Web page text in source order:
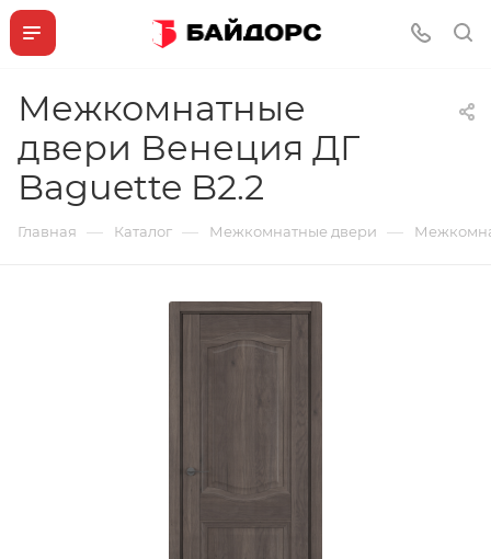
Межкомнатные
двери Венеция ДГ
Baguette B2.2
Главная — Каталог — Межкомнатные двери —